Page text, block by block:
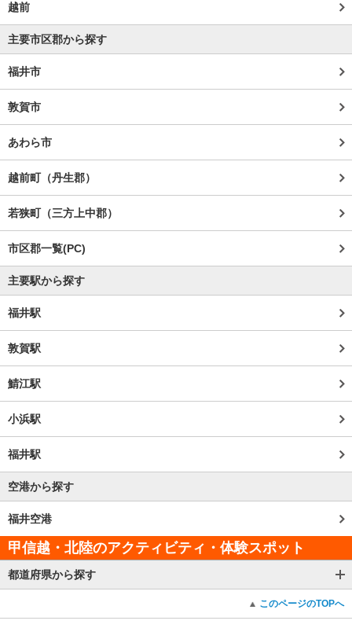
越前
主要市区郡から探す
福井市
敦賀市
あわら市
越前町（丹生郡）
若狭町（三方上中郡）
市区郡一覧(PC)
主要駅から探す
福井駅
敦賀駅
鯖江駅
小浜駅
福井駅
空港から探す
福井空港
甲信越・北陸のアクティビティ・体験スポット
都道府県から探す
このページのTOPへ